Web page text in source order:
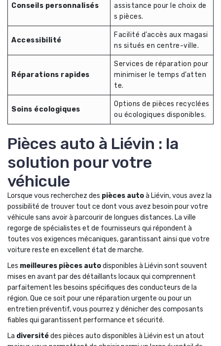
Conseils personnalisés
assistance pour le choix de
s pièces.
Accessibilité
Facilité d’accès aux magasi
ns situés en centre-ville.
Réparations rapides
Services de réparation pour
minimiser le temps d’atten
te.
Soins écologiques
Options de pièces recyclées
ou écologiques disponibles.
Pièces auto à Liévin : la
solution pour votre
véhicule
Lorsque vous recherchez des pièces autoà Liévin, vous avez la
possibilité de trouver tout ce dont vous avez besoin pour votre
véhicule sans avoir à parcourir de longues distances. La ville
regorge de spécialistes et de fournisseurs qui répondent à
toutes vos exigences mécaniques, garantissant ainsi que votre
voiture reste en excellent état de marche.
Les meilleures pièces autodisponibles à Liévin sont souvent
mises en avant par des détaillants locaux qui comprennent
parfaitement les besoins spécifiques des conducteurs de la
région. Que ce soit pour une réparation urgente ou pour un
entretien préventif, vous pourrez y dénicher des composants
fiables qui garantissent performance et sécurité.
La diversitédes pièces auto disponibles à Liévin est un atout